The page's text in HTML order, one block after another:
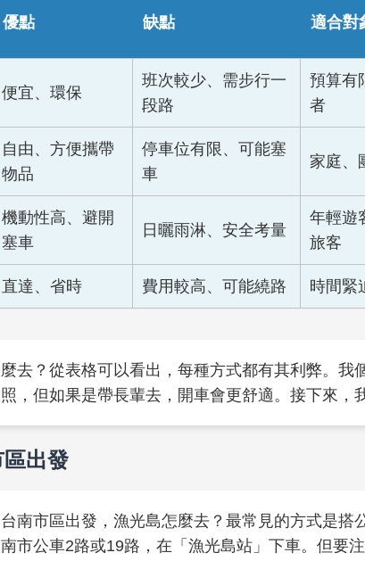
優點 缺點 適合對
便宜、環保
班次較少、需步行一
段路
預算有
者
自由、方便攜帶
物品
停車位有限、可能塞
車
家庭、
機動性高、避開
塞車
日曬雨淋、安全考量
年輕遊
旅客
直達、省時 費用較高、可能繞路 時間緊
去？從表格可以看出，每種方式都有其利弊。我
，但如果是帶長輩去，開車會更舒適。接下來，
出發
南市區出發，漁光島怎麼去？最常見的方式是搭
市公車2路或19路，在「漁光島站」下車。但要